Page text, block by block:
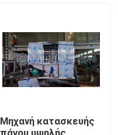
Μηχανή κατασκευής